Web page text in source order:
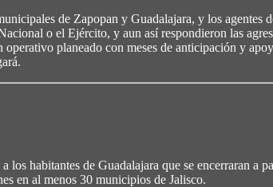
de Zapopan y Guadalajara, y los agentes
o el Ejército, y aun así respondieron las
planeado con meses de anticipación y
habitantes de Guadalajara que se encerraran a
en al menos 30 municipios de Jalisco.